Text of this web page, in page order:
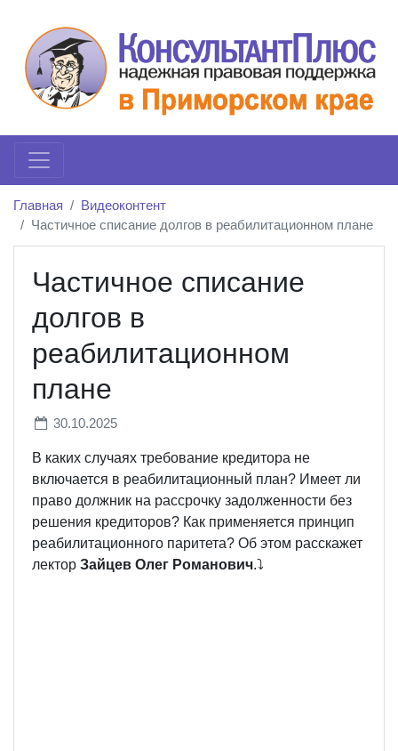
Главная
Видеоконтент
Частичное списание долгов в реабилитационном плане
Частичное списание
долгов в
реабилитационном
плане
30.10.2025
В каких случаях требование кредитора не
включается в реабилитационный план? Имеет ли
право должник на рассрочку задолженности без
решения кредиторов? Как применяется принцип
реабилитационного паритета? Об этом расскажет
лектор Зайцев Олег Романович.⤵